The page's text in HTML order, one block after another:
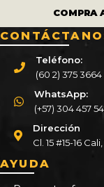
COMPRA
Teléfono:
(60 2) 375 3664
WhatsApp:
(+57) 304 457
Dirección
Cl. 15 #15-16
AYUDA